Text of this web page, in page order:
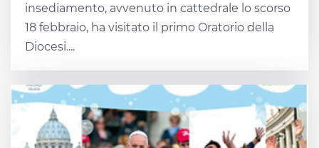
insediamento, avvenuto in cattedrale lo scorso
18 febbraio, ha visitato il primo Oratorio della
Diocesi....